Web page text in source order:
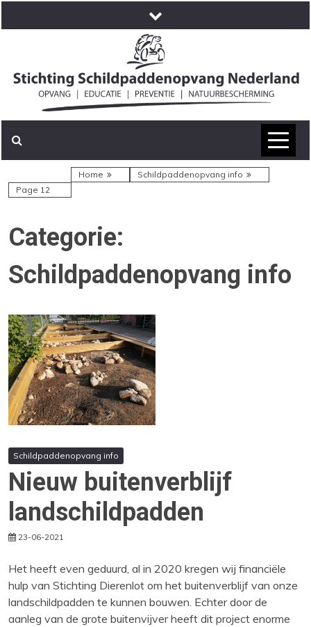
to
Home
Schildpaddenopvang info
Page 12
Categorie:
Schildpaddenopvang info
Schildpaddenopvang info
Nieuw buitenverblijf
landschildpadden
23-06-2021
Het heeft even geduurd, al in 2020 kregen wij financiële
hulp van Stichting Dierenlot om het buitenverblijf van onze
landschildpadden te kunnen bouwen. Echter door de
aanleg van de grote buitenvijver heeft dit project enorme